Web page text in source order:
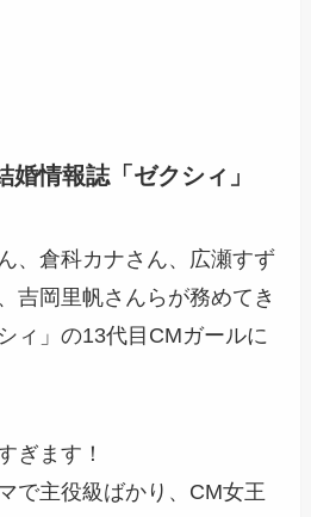
情報誌「ゼクシィ」
、倉科カナさん、広瀬すず
吉岡里帆さんらが務めてき
ィ」の13代目CMガールに
ぎます！
で主役級ばかり、CM女王